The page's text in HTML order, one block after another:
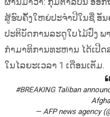
ສູ້ຮົບຄັ້ງໃຫຍ່ປະຈຳປີໃນຊື່ ອັນ
ປະຕິບັດການລະດູໃບໄມ້ປົ່ງ
ກຳມາທິການທະຫານ ໄດ້ເປີ
ໃນໄລຍະເວລາ 1 ເດືອນເຕັມ.
#BREAKINGTaliban
— AFP news agency